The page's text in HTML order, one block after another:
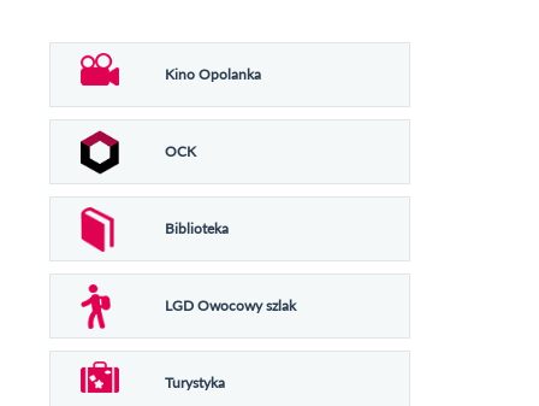
Kino Opolanka
OCK
Biblioteka
LGD Owocowy szlak
Turystyka